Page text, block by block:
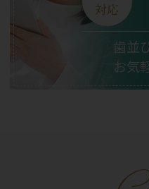
対応
歯並
お気